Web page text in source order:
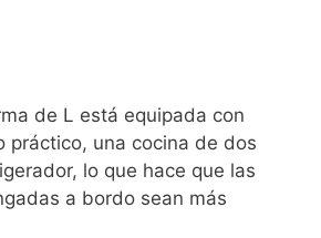
de L está equipada con
práctico, una cocina de dos
lo que hace que las
a bordo sean más